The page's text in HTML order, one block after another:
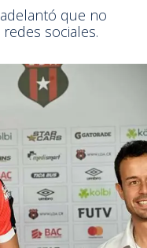
que no
sociales.